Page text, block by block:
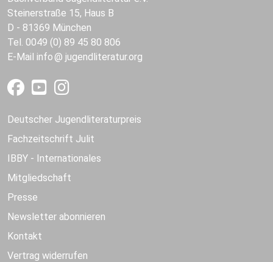
Steinerstraße 15, Haus B
D - 81369 München
Tel. 0049 (0) 89 45 80 806
E-Mail info jugendliteratur.org
Deutscher Jugendliteraturpreis
Fachzeitschrift Julit
IBBY - Internationales
Mitgliedschaft
Presse
Newsletter abonnieren
Kontakt
Vertrag widerrufen